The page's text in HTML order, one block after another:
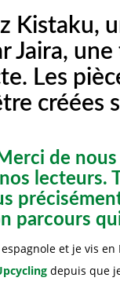
Kistaku,
Jaira,
Les
créées
de
lecteurs.
parcours
et je vis
depuis que